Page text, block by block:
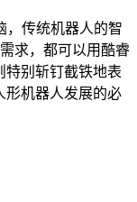
，传统机器人的智
求，都可以用酷睿
特别斩钉截铁地表
形机器人发展的必